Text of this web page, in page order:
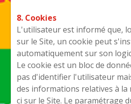
8. Cookies
L'utilisateur est informé que,
sur le Site, un cookie peut
automatiquement sur son
Le cookie est un bloc de
pas d'identifier l'utilisateur
des informations relatives à la
ci sur le Site. Le paramétrage